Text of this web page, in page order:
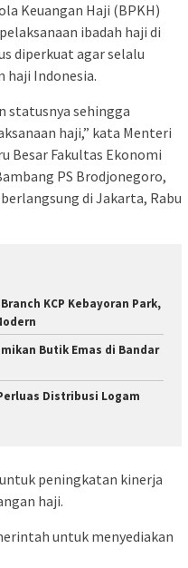
Keuangan Haji (BPKH)
ibadah haji di
diperkuat agar selalu
haji Indonesia.
statusnya sehingga
haji,” kata Menteri
Besar Fakultas Ekonomi
PS Brodjonegoro,
di Jakarta, Rabu
KCP Kebayoran Park,
Butik Emas di Bandar
Distribusi Logam
peningkatan kinerja
haji.
untuk menyediakan